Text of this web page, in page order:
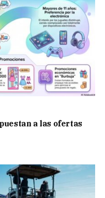
a las ofertas